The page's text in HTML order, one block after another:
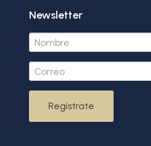
Newsletter
Regístrate